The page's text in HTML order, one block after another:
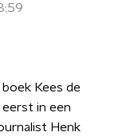
Kees de
in een
Henk